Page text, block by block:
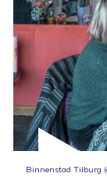
Binnenstad Tilburg